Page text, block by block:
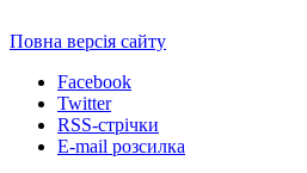
Повна версія сайту
Facebook
Twitter
RSS-стрічки
E-mail розсилка